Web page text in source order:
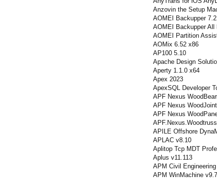
Anzovin the Setup
AOMEI Backupper
AOMEI Backupper
AOMEI Partition
AOMix 6.52 x86
AP100 5.10
Apache Design
Aperty 1.1.0 x64
Apex 2023
ApexSQL Developer
APF Nexus
APF Nexus
APF Nexus
APILE Offshore
APLAC v8.10
Aplitop Tcp MDT
Aplus v11.113
APM Civil
APM WinMachine v9.7